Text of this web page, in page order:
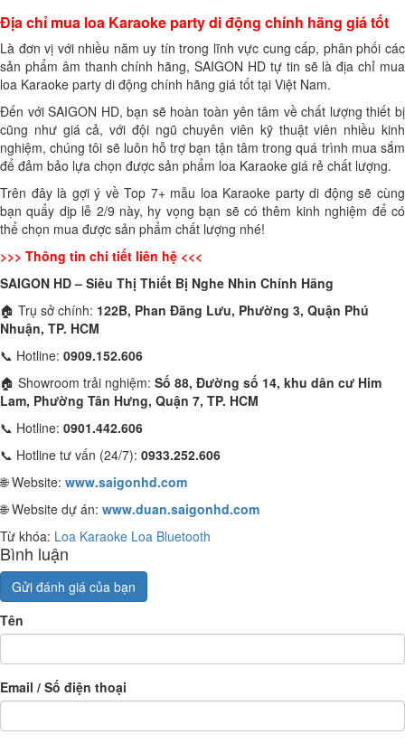
Địa chỉ mua loa Karaoke party di động chính hãng giá tốt
Là đơn vị với nhiều năm uy tín trong lĩnh vực cung cấp, phân phối các
sản phẩm âm thanh chính hãng, SAIGON HD tự tin sẽ là địa chỉ mua
loa Karaoke party di động chính hãng giá tốt tại Việt Nam.
Đến với SAIGON HD, bạn sẽ hoàn toàn yên tâm về chất lượng thiết bị
cũng như giá cả, với đội ngũ chuyên viên kỹ thuật viên nhiều kinh
nghiệm, chúng tôi sẽ luôn hỗ trợ bạn tận tâm trong quá trình mua sắm
để đảm bảo lựa chọn được sản phẩm loa Karaoke giá rẻ chất lượng.
Trên đây là gợi ý về Top 7+ mẫu loa Karaoke party di động sẽ cùng
bạn quẩy dịp lễ 2/9 này, hy vọng bạn sẽ có thêm kinh nghiệm để có
thể chọn mua được sản phẩm chất lượng nhé!
>>> Thông tin chi tiết liên hệ <<<
SAIGON HD – Siêu Thị Thiết Bị Nghe Nhìn Chính Hãng
🏠 Trụ sở chính: 122B, Phan Đăng Lưu, Phường 3, Quận Phú
Nhuận, TP. HCM
📞 Hotline: 0909.152.606
🏠 Showroom trải nghiệm: Số 88, Đường số 14, khu dân cư Him
Lam, Phường Tân Hưng, Quận 7, TP. HCM
📞 Hotline: 0901.442.606
📞 Hotline tư vấn (24/7): 0933.252.606
🌐 Website: www.saigonhd.com
🌐 Website dự án: www.duan.saigonhd.com
Từ khóa: Loa Karaoke Loa Bluetooth
Bình luận
Gửi đánh giá của bạn
Tên
Email / Số điện thoại